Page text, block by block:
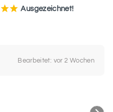
¡¡ Ausgezeichnet!
Bearbeitet: vor 2 Wochen